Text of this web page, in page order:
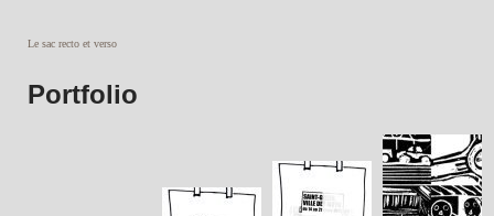
Le sac recto et verso
Portfolio